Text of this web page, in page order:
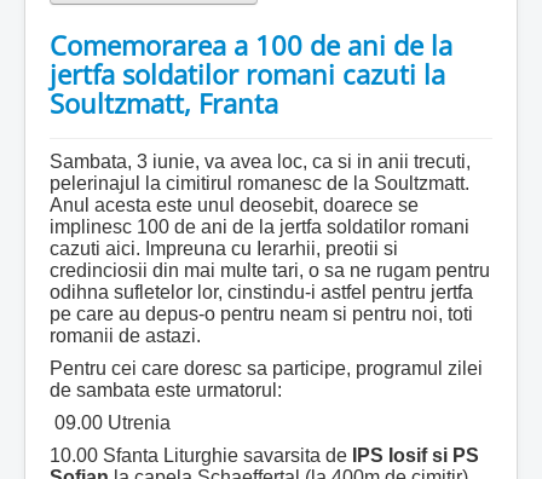
Comemorarea a 100 de ani de la
jertfa soldatilor romani cazuti la
Soultzmatt, Franta
Sambata, 3 iunie, va avea loc, ca si in anii trecuti,
pelerinajul la cimitirul romanesc de la Soultzmatt.
Anul acesta este unul deosebit, doarece se
implinesc 100 de ani de la jertfa soldatilor romani
cazuti aici. Impreuna cu Ierarhii, preotii si
credinciosii din mai multe tari, o sa ne rugam pentru
odihna sufletelor lor, cinstindu-i astfel pentru jertfa
pe care au depus-o pentru neam si pentru noi, toti
romanii de astazi.
Pentru cei care doresc sa participe, programul zilei
de sambata este urmatorul:
09.00 Utrenia
10.00 Sfanta Liturghie savarsita de
IPS Iosif si PS